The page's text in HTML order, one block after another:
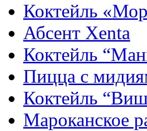
Коктейль
Абсент Xenta
Коктейль
Пицца с
Коктейль
Мароканское